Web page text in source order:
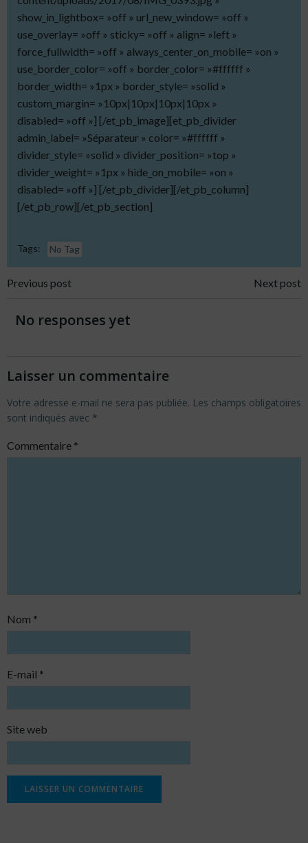
show_in_lightbox= »off » url_new_window= »off »
use_overlay= »off » sticky= »off » align= »left »
force_fullwidth= »off » always_center_on_mobile= »on »
use_border_color= »off » border_color= »#ffffff »
border_width= »1px » border_style= »solid »
custom_margin= »10px|10px|10px|10px »
disabled= »off »] [/et_pb_image][et_pb_divider
admin_label= »Séparateur » color= »#ffffff »
divider_style= »solid » divider_position= »top »
divider_weight= »1px » hide_on_mobile= »on »
disabled= »off »] [/et_pb_divider][/et_pb_column]
[/et_pb_row][/et_pb_section]
Tags: No Tag
Post
navigation
Previous post Next post
No responses yet
Laisser un commentaire
Votre adresse e-mail ne sera pas publiée. Les champs obligatoires
sont indiqués avec *
Commentaire *
Nom *
E-mail *
Site web